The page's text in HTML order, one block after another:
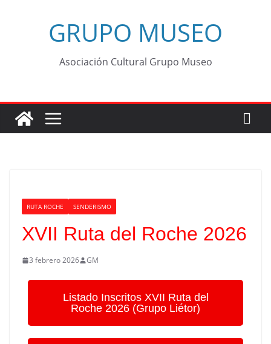
GRUPO MUSEO
Asociación Cultural Grupo Museo
RUTA ROCHE SENDERISMO
XVII Ruta del Roche 2026
3 febrero 2026 GM
Listado Inscritos XVII Ruta del
Roche 2026 (Grupo Liétor)